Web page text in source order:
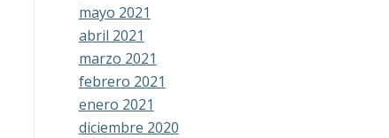
mayo 2021
abril 2021
marzo 2021
febrero 2021
enero 2021
diciembre 2020